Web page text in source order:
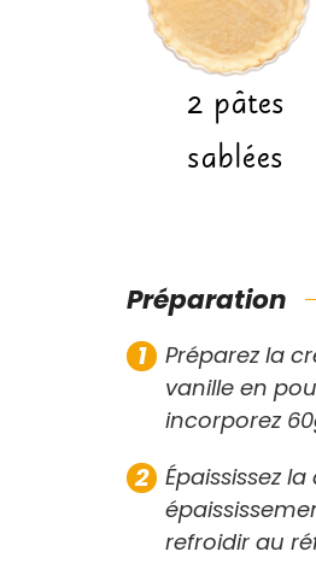
2 pâtes
sablées
Préparation
Préparez la
vanille en
incorporez
Épaississez
refroidir au